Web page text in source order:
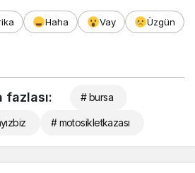
Haha Vay
Üzgün
fazlası: # bursa
# motosikletkazası